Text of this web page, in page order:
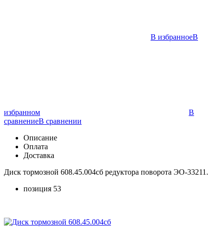
В избранноеВ
избранном
В
сравнениеВ сравнении
Описание
Оплата
Доставка
Диск тормозной 608.45.004сб редуктора поворота ЭО-33211.
позиция 53